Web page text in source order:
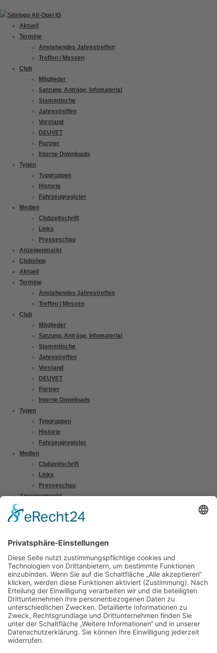
Zum
Inhalt
springen
Aktuell
Termine
Anstehendes Jahrestreffen
Treffen | Messen
Club
Mitglieder
Satzung, Anträge, Infomaterial
Stammtische
Jahrestreffen
Vorstand
DEUVET
Partner
Interne Downloads
Typen
Typgruppen
Historie
Fahrzeugregister
Medien
Clubzeitschrift
Links
Presseschau
Anzeigenmarkt
Clubshop
Aktuell
Termine
Anstehendes Jahrestreffen
Treffen | Messen
Club
Mitglieder
Satzung, Anträge, Infomaterial
Stammtische
Jahrestreffen
Vorstand
DEUVET
Partner
Interne Downloads
Typen
Typgruppen
Historie
Fahrzeugregister
Medien
Clubzeitschrift
Links
Presseschau
Anzeigenmarkt
LOGIN
Siebert, Detlef
Kontakt
Impressum
Datenschutzerklärung
Mitgliederbereich
Facebook
Instagram
Umsetzung:
DOUBLE-A-DESIGN
Kontakt
Impressum
Datenschutzerklärung